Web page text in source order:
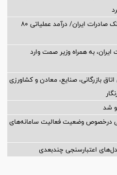
تغییر مثبت در عملکرد مالی بانک صادرات ایران/ درآمد عملیاتی 80
به همراه وزیر صمت وارد
بازرگانی، صنایع، معادن و کشاورزی
شد
درخصوص وضعیت فعالیت سامانه‌های
اعتبارسنجی چندبعدی